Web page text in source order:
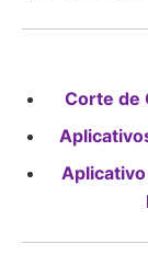
Corte de